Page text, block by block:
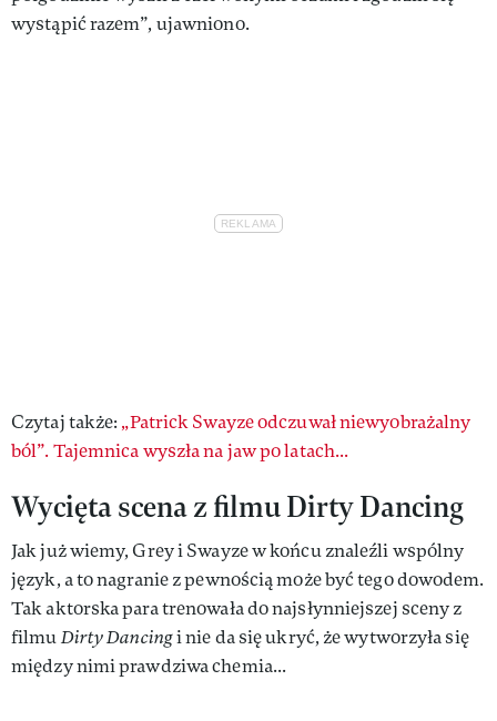
wystąpić razem”, ujawniono.
Czytaj także: „Patrick Swayze odczuwał niewyobrażalny
ból”. Tajemnica wyszła na jaw po latach...
Wycięta scena z filmu Dirty Dancing
Jak już wiemy, Grey i Swayze w końcu znaleźli wspólny
język, a to nagranie z pewnością może być tego dowodem.
Tak aktorska para trenowała do najsłynniejszej sceny z
filmuDirty Dancingi nie da się ukryć, że wytworzyła się
między nimi prawdziwa chemia...